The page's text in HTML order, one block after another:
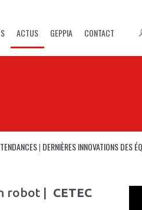
ACTUS GEPPIA CONTACT
| DERNIÈRES INNOVATIONS DES
robot | CETEC